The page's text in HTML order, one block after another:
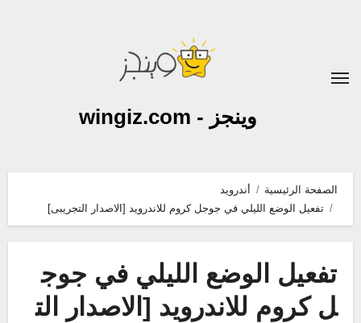
وينجز - wingiz.com
الصفحة الرئيسية
أندرويد
تفعيل الوضع الليلي في جوجل كروم للاندرويد [الاصدار التجريبى]
تفعيل الوضع الليلي في جوج
ل كروم للاندرويد [الاصدار الت